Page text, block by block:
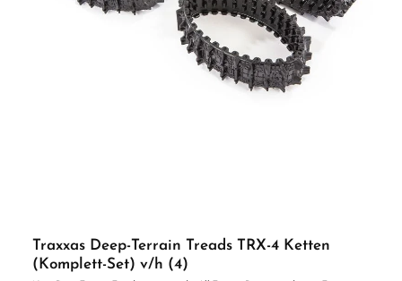
Traxxas Deep-Terrain Treads TRX-4 Ketten
(Komplett-Set) v/h (4)